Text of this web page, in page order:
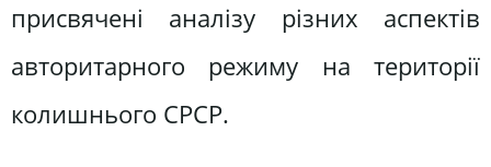
присвячені аналізу різних аспектів
авторитарного режиму на території
колишнього СРСР.